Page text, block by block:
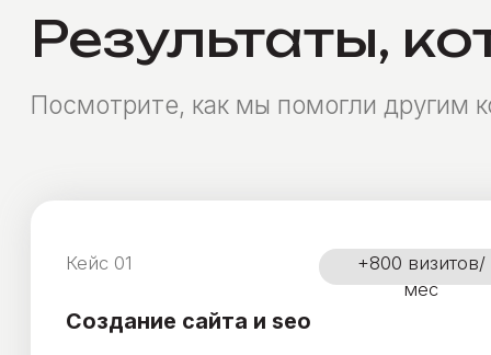
Всего 5 шагов к
который работает